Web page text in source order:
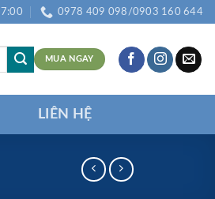
0978 409 098/0903 160 644
MUA NGAY
LIÊN HỆ